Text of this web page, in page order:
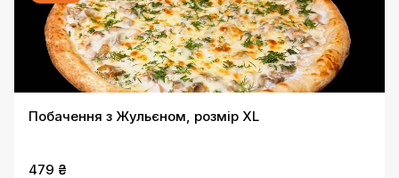
Побачення з Жульєном, розмір XL
479 ₴